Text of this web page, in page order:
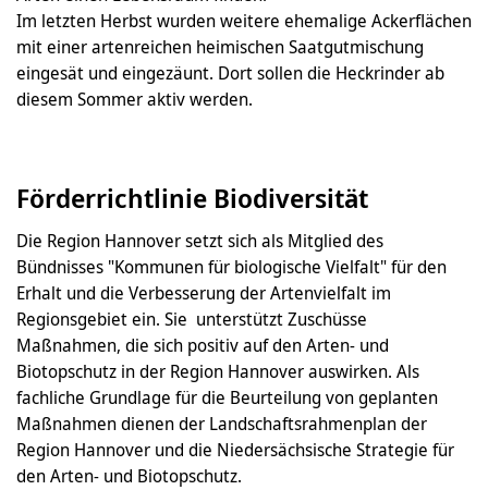
Im letzten Herbst wurden weitere ehemalige Ackerflächen
mit einer artenreichen heimischen Saatgutmischung
eingesät und eingezäunt. Dort sollen die Heckrinder ab
diesem Sommer aktiv werden.
Förderrichtlinie Biodiversität
Die Region Hannover setzt sich als Mitglied des
Bündnisses "Kommunen für biologische Vielfalt" für den
Erhalt und die Verbesserung der Artenvielfalt im
Regionsgebiet ein. Sie unterstützt Zuschüsse
Maßnahmen, die sich positiv auf den Arten- und
Biotopschutz in der Region Hannover auswirken. Als
fachliche Grundlage für die Beurteilung von geplanten
Maßnahmen dienen der Landschaftsrahmenplan der
Region Hannover und die Niedersächsische Strategie für
den Arten- und Biotopschutz.